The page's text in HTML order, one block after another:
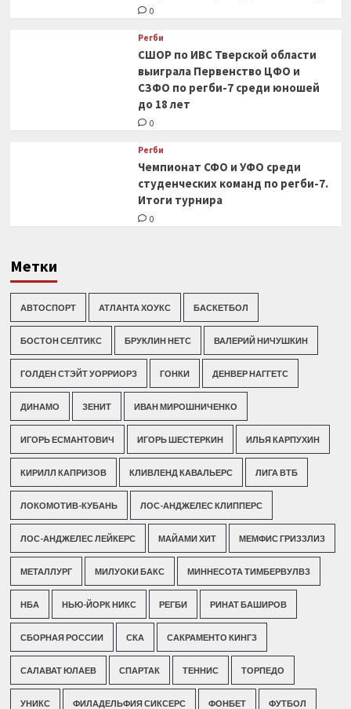
0
Регби
СШОР по ИВС Тверской области
выиграла Первенство ЦФО и
СЗФО по регби-7 среди юношей
до 18 лет
0
Регби
Чемпионат СФО и УФО среди
студенческих команд по регби-7.
Итоги турнира
0
Метки
АВТОСПОРТ АТЛАНТА ХОУКС БАСКЕТБОЛ
БОСТОН СЕЛТИКС БРУКЛИН НЕТС ВАЛЕРИЙ НИЧУШКИН
ГОЛДЕН СТЭЙТ УОРРИОРЗ ГОНКИ ДЕНВЕР НАГГЕТС
ДИНАМО ЗЕНИТ ИВАН МИРОШНИЧЕНКО
ИГОРЬ ЕСМАНТОВИЧ ИГОРЬ ШЕСТЕРКИН ИЛЬЯ КАРПУХИН
КИРИЛЛ КАПРИЗОВ КЛИВЛЕНД КАВАЛЬЕРС ЛИГА ВТБ
ЛОКОМОТИВ-КУБАНЬ ЛОС-АНДЖЕЛЕС КЛИППЕРС
ЛОС-АНДЖЕЛЕС ЛЕЙКЕРС МАЙАМИ ХИТ МЕМФИС ГРИЗЗЛИЗ
МЕТАЛЛУРГ МИЛУОКИ БАКС МИННЕСОТА ТИМБЕРВУЛВЗ
НБА НЬЮ-ЙОРК НИКС РЕГБИ РИНАТ БАШИРОВ
СБОРНАЯ РОССИИ СКА САКРАМЕНТО КИНГЗ
САЛАВАТ ЮЛАЕВ СПАРТАК ТЕННИС ТОРПЕДО
УНИКС ФИЛАДЕЛЬФИЯ СИКСЕРС ФОНБЕТ ФУТБОЛ